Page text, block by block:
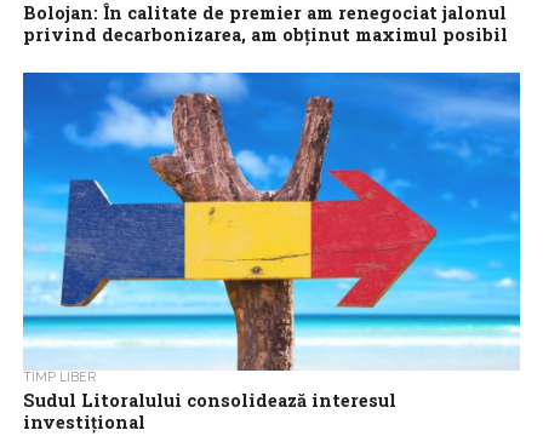
Bolojan: În calitate de premier am renegociat jalonul
privind decarbonizarea, am obținut maximul posibil
Premierul interimar Ilie Bolojan a declarat, luni, că, în calitate de
șef al Executivului, a obținut ‘maximul posibil’ în urma renegocierii
cu...
TIMP LIBER
Sudul Litoralului consolidează interesul
investițional